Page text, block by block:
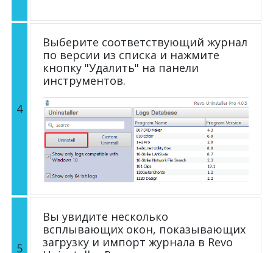
4
Выберите соответствующий журнал
по версии из списка и нажмите
кнопку "Удалить" на панели
инструментов.
5
Вы увидите несколько
всплывающих окон, показывающих
загрузку и импорт журнала в Revo